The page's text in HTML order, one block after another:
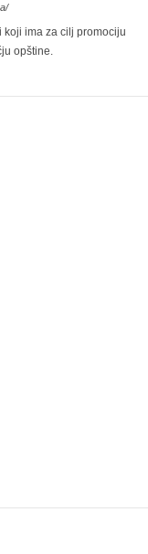
ima za cilj promociju
opštine.